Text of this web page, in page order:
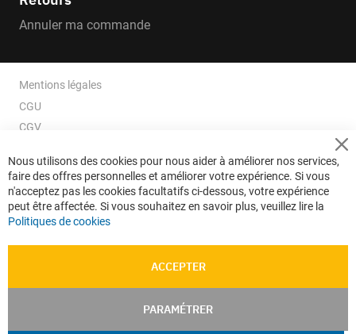
Annuler ma commande
Mentions légales
CGU
CGV
Données personnelles
Confidentialité
Plan du site
Nous utilisons des cookies pour nous aider à améliorer nos services,
faire des offres personnelles et améliorer votre expérience. Si vous
n'acceptez pas les cookies facultatifs ci-dessous, votre expérience
peut être affectée. Si vous souhaitez en savoir plus, veuillez lire la
Politiques de cookies
ACCEPTER
PARAMÉTRER